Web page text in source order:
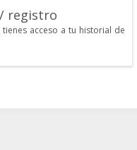
registro
acceso a tu historial de